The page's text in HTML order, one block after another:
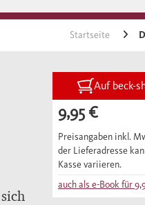
Startseite
Auf beck-
9,95 €
Preisangaben inkl.
der Lieferadresse
Kasse variieren.
auch als e-Book für